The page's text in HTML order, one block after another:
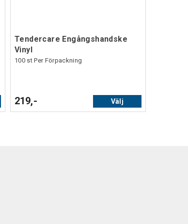
Tendercare Engångshandske
Vinyl
100 st Per Förpackning
219,- Välj